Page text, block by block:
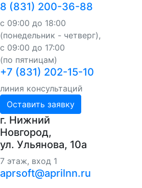
8 (831) 200-36-88
с 09:00 до 18:00
(понедельник - четверг),
с 09:00 до 17:00
(по пятницам)
+7 (831) 202-15-10
линия консультаций
Оставить заявку
г. Нижний
Новгород,
ул. Ульянова, 10a
7 этаж, вход 1
aprsoft@aprilnn.ru